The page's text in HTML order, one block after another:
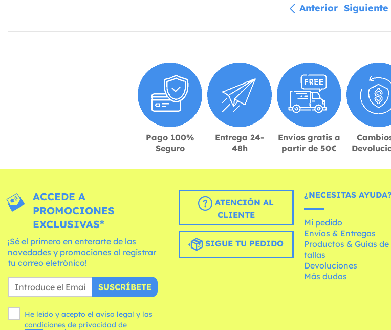
Anterior Siguiente
Pago 100%
Seguro
Entrega 24-
48h
Envíos gratis a
partir de 50€
ACCEDE A
PROMOCIONES
EXCLUSIVAS*
¡Sé el primero en enterarte de las
novedades y promociones al registrar
tu correo eletrónico!
SUSCRÍBETE
He leído y acepto el aviso legal y las
condiciones
ATENCIÓN AL
CLIENTE
SIGUE TU PEDIDO
¿NECESITAS
Mi pedido
Envíos & Entregas
Productos & Guías de
tallas
Devoluciones
Más dudas